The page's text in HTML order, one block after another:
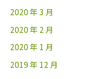
2020 年 3 月
2020 年 2 月
2020 年 1 月
2019 年 12 月